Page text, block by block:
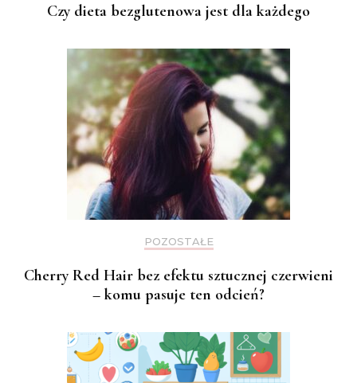
Czy dieta bezglutenowa jest dla każdego
POZOSTAŁE
Cherry Red Hair bez efektu sztucznej czerwieni
– komu pasuje ten odcień?